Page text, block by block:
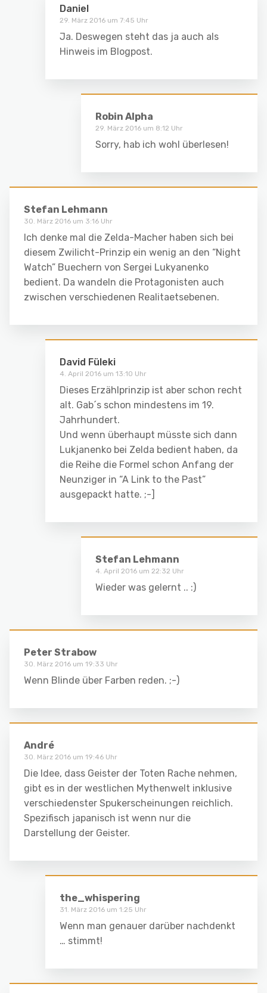
Daniel
29. März 2016 um 7:45 Uhr
Ja. Deswegen steht das ja auch als
Hinweis im Blogpost.
Robin Alpha
29. März 2016 um 8:12 Uhr
Sorry, hab ich wohl überlesen!
Stefan Lehmann
30. März 2016 um 3:16 Uhr
Ich denke mal die Zelda-Macher haben sich bei
diesem Zwilicht-Prinzip ein wenig an den “Night
Watch” Buechern von Sergei Lukyanenko
bedient. Da wandeln die Protagonisten auch
zwischen verschiedenen Realitaetsebenen.
David Füleki
4. April 2016 um 13:10 Uhr
Dieses Erzählprinzip ist aber schon recht
alt. Gab´s schon mindestens im 19.
Jahrhundert.
Und wenn überhaupt müsste sich dann
Lukjanenko bei Zelda bedient haben, da
die Reihe die Formel schon Anfang der
Neunziger in “A Link to the Past”
ausgepackt hatte. ;-]
Stefan Lehmann
4. April 2016 um 22:32 Uhr
Wieder was gelernt .. :)
Peter Strabow
30. März 2016 um 19:33 Uhr
Wenn Blinde über Farben reden. ;-)
André
30. März 2016 um 19:46 Uhr
Die Idee, dass Geister der Toten Rache nehmen,
gibt es in der westlichen Mythenwelt inklusive
verschiedenster Spukerscheinungen reichlich.
Spezifisch japanisch ist wenn nur die
Darstellung der Geister.
the_whispering
31. März 2016 um 1:25 Uhr
Wenn man genauer darüber nachdenkt
… stimmt!